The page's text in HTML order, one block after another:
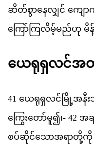
ဆတစနလင က
က ကလမမညဟ မန
ယရရလငအ
41 ယရရလင မ အန
ကတမူ၍၊- 42 အ
စပဆငသအရတက